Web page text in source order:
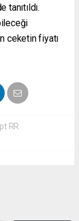
ceketin fiyatı
RR